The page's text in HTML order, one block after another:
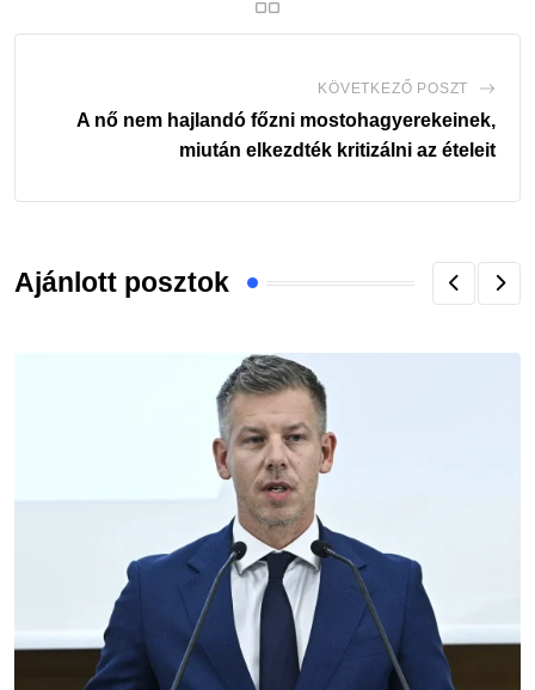
KÖVETKEZŐ POSZT
A nő nem hajlandó főzni mostohagyerekeinek,
miután elkezdték kritizálni az ételeit
Ajánlott posztok